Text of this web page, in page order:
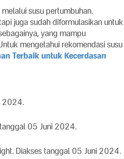
susu pertumbuhan.
juga sudah diformulasikan untuk
yang mampu
mengetahui rekomendasi susu
Terbaik untuk Kecerdasan
2024.
tanggal 05 Juni 2024.
Diakses tanggal 05 Juni 2024.